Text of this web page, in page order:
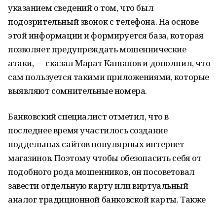
указанием сведений о том, что был
подозрительный звонок с телефона. На основе
этой информации и формируется база, которая
позволяет предупреждать мошеннические
атаки, — сказал Марат Кашапов и дополнил, что
сам пользуется такими приложениями, которые
выявляют сомнительные номера.
Банковский специалист отметил, что в
последнее время участилось создание
поддельных сайтов популярных интернет-
магазинов. Поэтому чтобы обезопасить себя от
подобного рода мошенников, он посоветовал
завести отдельную карту или виртуальный
аналог традиционной банковской карты. Также